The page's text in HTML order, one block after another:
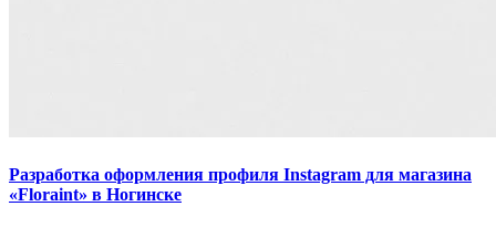
Разработка оформления профиля Instagram для магазина
«Floraint» в Ногинске